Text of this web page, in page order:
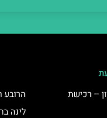
– רכישת
הרובע ה-13 של וינה –